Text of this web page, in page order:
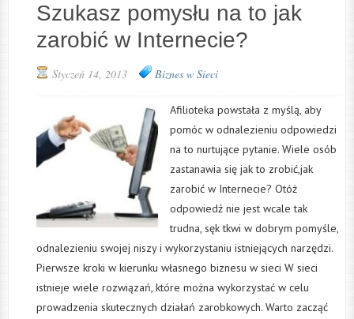
Szukasz pomysłu na to jak
zarobić w Internecie?
Styczeń 14, 2013 Biznes w Sieci
Afilioteka powstała z myślą, aby
pomóc w odnalezieniu odpowiedzi
na to nurtujące pytanie. Wiele osób
zastanawia się jak to zrobić,jak
zarobić w Internecie? Otóż
odpowiedź nie jest wcale tak
trudna, sęk tkwi w dobrym pomyśle,
odnalezieniu swojej niszy i wykorzystaniu istniejących narzędzi.
Pierwsze kroki w kierunku własnego biznesu w sieci W sieci
istnieje wiele rozwiązań, które można wykorzystać w celu
prowadzenia skutecznych działań zarobkowych. Warto zacząć